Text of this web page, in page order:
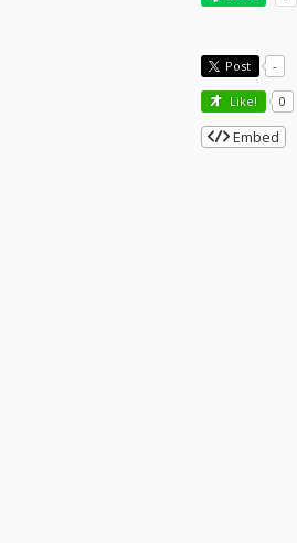
Post -
Like! 0
Embed